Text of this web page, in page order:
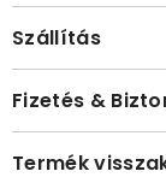
Szállítás
Fizetés &
Termék